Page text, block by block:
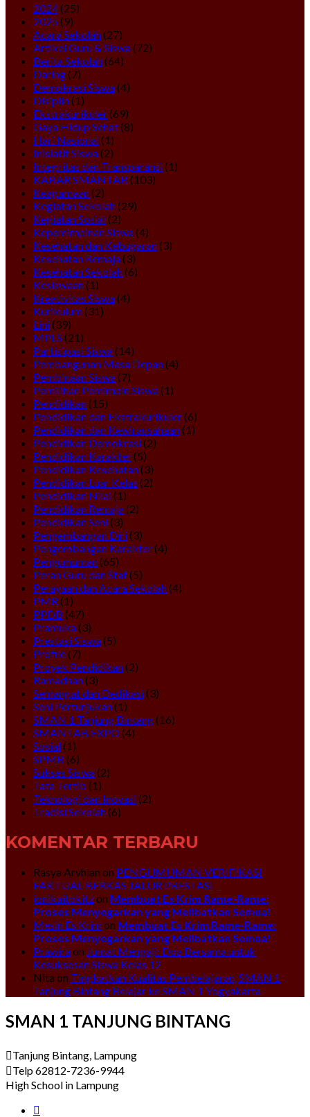
2024(25)
2025(9)
Acara Sekolah(27)
Artikel Guru & Siswa(72)
Berita Sekolah(64)
Daring(7)
Demokrasi Siswa(4)
Disiplin(1)
Ekstrakurikuler(69)
Gaya Hidup Sehat(8)
Hari Nasional(1)
Inisiatif Siswa(2)
Integritas dan Transparansi(1)
KABAR SMANTAB (103)
Keagamaan(2)
Kegiatan Sekolah(29)
Kegiatan Sosial(2)
Kepemimpinan Siswa(4)
Kesehatan dan Kebugaran(3)
Kesehatan Remaja(3)
Kesehatan Sekolah(6)
Kesiswaan(1)
Kreativitas Siswa(4)
Kurikulum(31)
Lini(39)
MPLS (21)
Partisipasi Siswa(14)
Pembangunan Masa Depan(4)
Pembinaan Siswa(7)
Pemilihan Pemimpin Siswa(1)
Pendidikan(15)
Pendidikan dan Ekstrakurikuler(6)
Pendidikan dan Kewirausahaan(1)
Pendidikan Demokrasi(2)
Pendidikan Karakter(5)
Pendidikan Kesehatan(3)
Pendidikan Luar Kelas (2)
Pendidikan Nilai(1)
Pendidikan Remaja(2)
Pendidikan Seni(3)
Pengembangan Diri(3)
Pengembangan Karakter(4)
Pengumuman(65)
Peran Guru dan Staf(5)
Perayaan dan Acara Sekolah(4)
PMR (1)
PPDB (47)
Pramuka(3)
Prestasi Siswa(5)
Profile(7)
Proyek Pendidikan(2)
Ramadhan(3)
Semangat dan Dedikasi(3)
Seni Pertunjukan(1)
SMAN 1 Tanjung Bintang(16)
SMANTAB EXPO(4)
Sosial(1)
SPMB (6)
Sukses Siswa(2)
Tata Tertib (1)
Teknologi dan Inovasi(2)
Tradisi Sekolah(6)
KOMENTAR TERBARU
Rasya Arvhian on PENGUMUMAN VERIFIKASI
FAKTUAL BERKAS JALUR PRESTASI
jonikaitokitzon Membuat Es Krim Rame-Rame:
Proses Menyegarkan yang Melibatkan Semua!
Mesin Es Krimon Membuat Es Krim Rame-Rame:
Proses Menyegarkan yang Melibatkan Semua!
Prawiraon Jumat Mengaji: Doa Bersama untuk
Kesuksesan Siswa Kelas 12
Nita on Tingkatkan Kualitas Pembelajaran, SMAN 1
Tanjung Bintang Belajar ke SMAN 1 Yogyakarta
SMAN 1 TANJUNG BINTANG
Tanjung Bintang, Lampung
Telp 62812-7236-9944
High School in Lampung